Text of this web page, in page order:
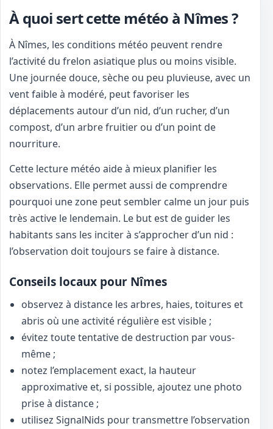
À quoi sert cette météo à Nîmes ?
À Nîmes, les conditions météo peuvent rendre
l’activité du frelon asiatique plus ou moins visible.
Une journée douce, sèche ou peu pluvieuse, avec un
vent faible à modéré, peut favoriser les
déplacements autour d’un nid, d’un rucher, d’un
compost, d’un arbre fruitier ou d’un point de
nourriture.
Cette lecture météo aide à mieux planifier les
observations. Elle permet aussi de comprendre
pourquoi une zone peut sembler calme un jour puis
très active le lendemain. Le but est de guider les
habitants sans les inciter à s’approcher d’un nid :
l’observation doit toujours se faire à distance.
Conseils locaux pour Nîmes
observez à distance les arbres, haies, toitures et
abris où une activité régulière est visible ;
évitez toute tentative de destruction par vous-
même ;
notez l’emplacement exact, la hauteur
approximative et, si possible, ajoutez une photo
prise à distance ;
utilisez SignalNids pour transmettre l’observation